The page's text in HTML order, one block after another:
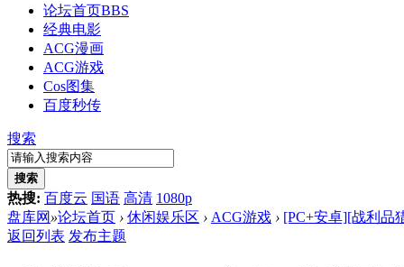
论坛首页BBS
经典电影
ACG漫画
ACG游戏
Cos图集
百度秒传
搜索
搜索
热搜: 百度云 国语 高清 1080p
盘库网 »论坛首页 › 休闲娱乐区 › ACG游戏 › [PC+安卓][战利品
返回列表 发布主题